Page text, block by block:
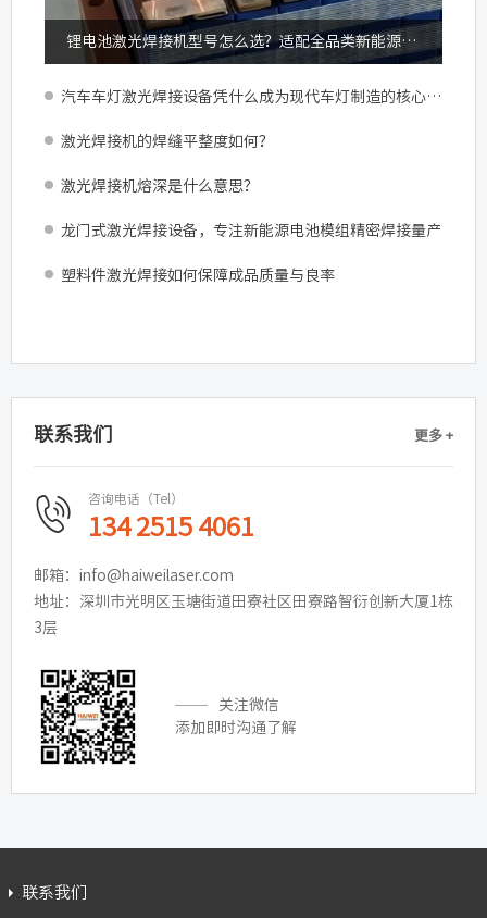
锂电池激光焊接机型号怎么选？适配全品类新能源锂电加工
汽车车灯激光焊接设备凭什么成为现代车灯制造的核心配置？
激光焊接机的焊缝平整度如何？
激光焊接机熔深是什么意思？
龙门式激光焊接设备，专注新能源电池模组精密焊接量产
塑料件激光焊接如何保障成品质量与良率
联系我们 更多 +
咨询电话（Tel）
134 2515 4061
邮箱：info@haiweilaser.com
地址：深圳市光明区玉塘街道田寮社区田寮路智衍创新大厦1栋
3层
关注微信
添加即时沟通了解
联系我们